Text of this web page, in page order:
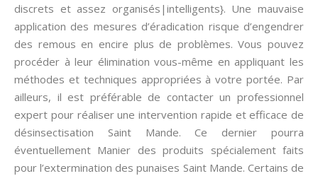
discrets et assez organisés|intelligents}. Une mauvaise
application des mesures d’éradication risque d’engendrer
des remous en encire plus de problèmes. Vous pouvez
procéder à leur élimination vous-même en appliquant les
méthodes et techniques appropriées à votre portée. Par
ailleurs, il est préférable de contacter un professionnel
expert pour réaliser une intervention rapide et efficace de
désinsectisation Saint Mande. Ce dernier pourra
éventuellement Manier des produits spécialement faits
pour l’extermination des punaises Saint Mande. Certains de